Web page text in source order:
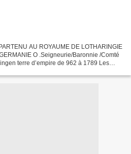
AU ROYAUME DE LOTHARINGIE
O .Seigneurie/Baronnie /Comté
terre d’empire de 962 à 1789 Les